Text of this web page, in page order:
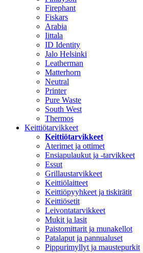
Firephant
Fiskars
Arabia
Iittala
ID Identity
Jalo Helsinki
Leatherman
Matterhorn
Neutral
Printer
Pure Waste
South West
Thermos
Keittiötarvikkeet
Keittiötarvikkeet
Aterimet ja ottimet
Ensiapulaukut ja -tarvikkeet
Essut
Grillaustarvikkeet
Keittiölaitteet
Keittiöpyyhkeet ja tiskirätit
Keittiösetit
Leivontatarvikkeet
Mukit ja lasit
Paistomittarit ja munakellot
Patalaput ja pannualuset
Pippurimyllyt ja maustepurkit